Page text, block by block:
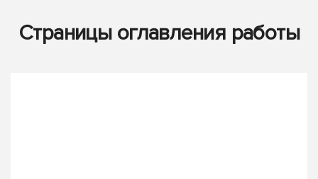
Страницы оглавления работы